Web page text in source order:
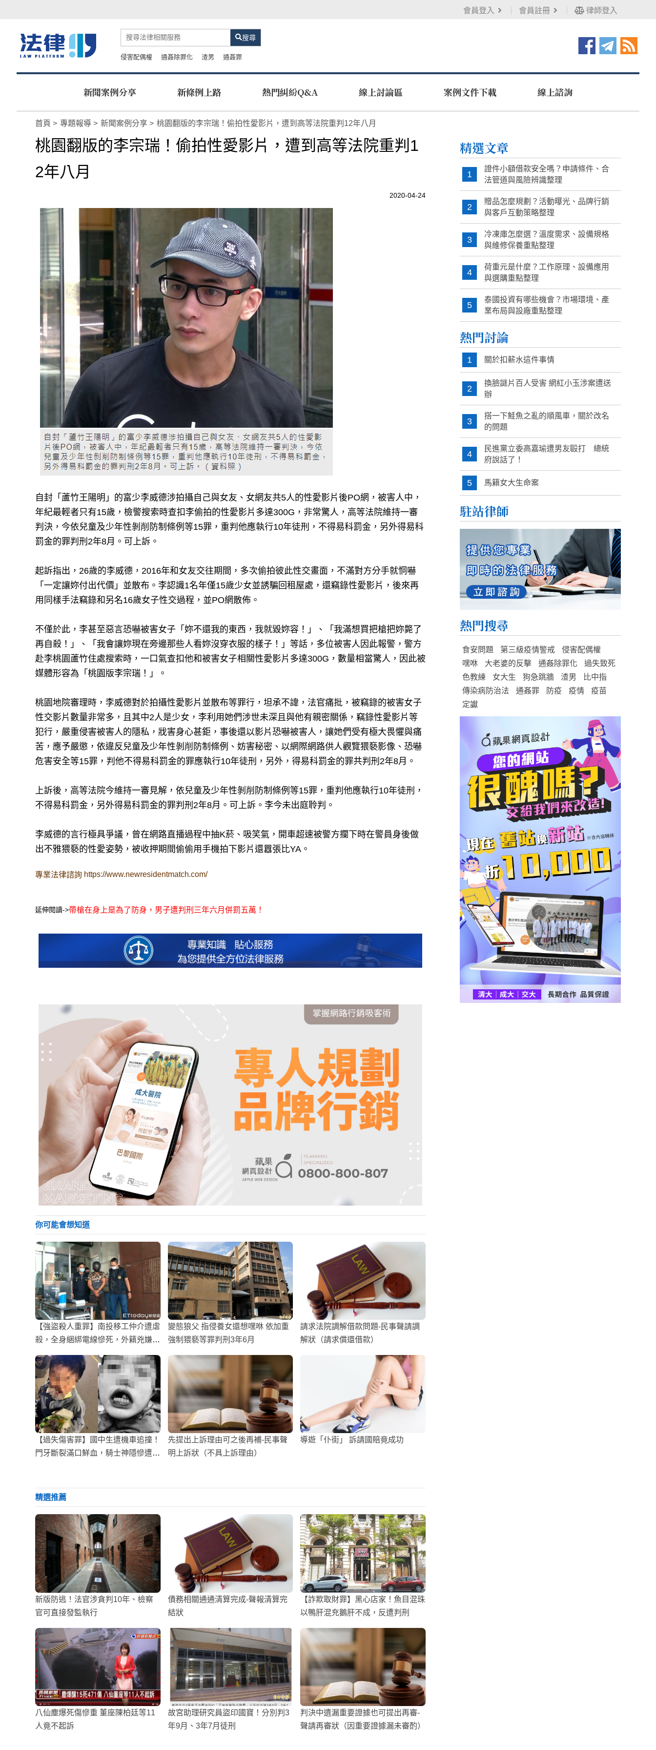
會員登入 會員註冊 律師登入
搜尋
侵害配偶權 通姦除罪化 渣男 通姦罪
新聞案例分享 新條例上路 熱門糾紛Q&A 線上討論區 案例文件下載 線上諮詢
首頁 專題報導 新聞案例分享 桃園翻版的李宗瑞！偷拍性愛影片，遭到高等法院重判12年八月
桃園翻版的李宗瑞！偷拍性愛影片，遭到高等法院重判1
2年八月
2020-04-24
自封「蘆竹王陽明」的富少李威德涉拍攝自己與女友、女網友共5人的性愛影片後PO網，被害人中，
年紀最輕者只有15歲，檢警搜索時查扣李偷拍的性愛影片多達300G，非常驚人，高等法院維持一審
判決，今依兒童及少年性剝削防制條例等15罪，重判他應執行10年徒刑，不得易科罰金，另外得易科
罰金的罪判刑2年8月。可上訴。
起訴指出，26歲的李威德，2016年和女友交往期間，多次偷拍彼此性交畫面，不滿對方分手就恫嚇
「一定讓妳付出代價」並散布。李認識1名年僅15歲少女並誘騙回租屋處，還竊錄性愛影片，後來再
用同樣手法竊錄和另名16歲女子性交過程，並PO網散佈。
不僅於此，李甚至惡言恐嚇被害女子「妳不還我的東西，我就毀妳容！」、「我滿想買把槍把妳斃了
再自殺！」、「我會讓妳現在旁邊那些人看妳沒穿衣服的樣子！」等話，多位被害人因此報警，警方
赴李桃園蘆竹住處搜索時，一口氣查扣他和被害女子相關性愛影片多達300G，數量相當驚人，因此被
媒體形容為「桃園版李宗瑞！」。
桃園地院審理時，李威德對於拍攝性愛影片並散布等罪行，坦承不諱，法官痛批，被竊錄的被害女子
性交影片數量非常多，且其中2人是少女，李利用她們涉世未深且與他有親密關係，竊錄性愛影片等
犯行，嚴重侵害被害人的隱私，戕害身心甚鉅，事後還以影片恐嚇被害人，讓她們受有極大畏懼與痛
苦，應予嚴懲，依違反兒童及少年性剝削防制條例、妨害秘密、以網際網路供人觀覽猥褻影像、恐嚇
危害安全等15罪，判他不得易科罰金的罪應執行10年徒刑，另外，得易科罰金的罪共判刑2年8月。
上訴後，高等法院今維持一審見解，依兒童及少年性剝削防制條例等15罪，重判他應執行10年徒刑，
不得易科罰金，另外得易科罰金的罪判刑2年8月。可上訴。李今未出庭聆判。
李威德的言行極具爭議，曾在網路直播過程中抽K菸、吸笑氣，開車超速被警方攔下時在警員身後做
出不雅猥褻的性愛姿勢，被收押期間偷偷用手機拍下影片還囂張比YA。
專業法律諮詢 https://www.newresidentmatch.com/
延伸閱讀->帶槍在身上是為了防身，男子遭判刑三年六月併罰五萬！
你可能會想知道
【強盜殺人重罪】南投移工仲介遭虐
殺，全身綑綁電線慘死，外籍兇嫌羈
變態狼父 指侵養女還想嘿咻 依加重
強制猥褻等罪判刑3年6月
請求法院調解借款問題-民事聲請調
解狀（請求償還借款）
【過失傷害罪】國中生遭機車追撞！
門牙斷裂滿口鮮血，騎士神隱慘遭家
先提出上訴理由可之後再補-民事聲
明上訴狀（不具上訴理由）
導遊「仆街」 訴請國賠竟成功
精選推薦
新版防逃！法官涉貪判10年、檢察
官可直接發監執行
債務相關通通清算完成-聲報清算完
結狀
【詐欺取財罪】黑心店家！魚目混珠
以鴨肝混充鵝肝不成，反遭判刑
八仙塵爆死傷慘重 董座陳柏廷等11
人竟不起訴
故宮助理研究員盜印國寶！分別判3
年9月、3年7月徒刑
判決中遺漏重要證據也可提出再審-
聲請再審狀（因重要證據漏未審酌）
精選文章
1
證件小額借款安全嗎？申請條件、合
法管道與風險辨識整理
2
贈品怎麼規劃？活動曝光、品牌行銷
與客戶互動策略整理
3
冷凍庫怎麼選？溫度需求、設備規格
與維修保養重點整理
4
荷重元是什麼？工作原理、設備應用
與選購重點整理
5
泰國投資有哪些機會？市場環境、產
業布局與設廠重點整理
熱門討論
1 關於扣薪水這件事情
2
換臉謎片百人受害 網紅小玉涉案遭送
辦
3
搭一下鮭魚之亂的順風車，關於改名
的問題
4
民進黨立委高嘉瑜遭男友毆打 總統
府說話了！
5 馬籍女大生命案
駐站律師
熱門搜尋
食安問題 第三級疫情警戒
侵害配偶權
嘿咻
大老婆的反擊 通姦除罪化
過失致死
色教練
女大生 狗急跳牆 渣男
比中指
傳染病防治法
通姦罪 防疫 疫情
疫苗
定讞